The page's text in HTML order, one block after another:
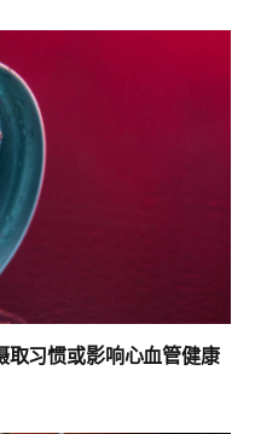
取习惯或影响心血管健康